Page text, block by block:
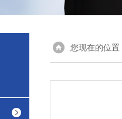
您现在的位置